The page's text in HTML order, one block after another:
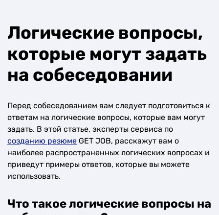
Логические вопросы,
которые могут задать
на собеседовании
Перед собеседованием вам следует подготовиться к
ответам на логические вопросы, которые вам могут
задать. В этой статье, эксперты сервиса по
созданию резюме GET JOB, расскажут вам о
наиболее распространенных логических вопросах и
приведут примеры ответов, которые вы можете
использовать.
Что такое логические вопросы на